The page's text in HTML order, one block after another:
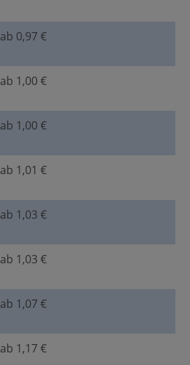
ab 0,97 €
ab 1,00 €
ab 1,00 €
ab 1,01 €
ab 1,03 €
ab 1,03 €
ab 1,07 €
ab 1,17 €